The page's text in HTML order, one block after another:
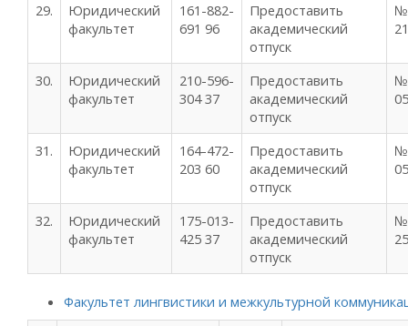
29.
Юридический
факультет
161-882-
691 96
Предоставить
академический
отпуск
№
30.
Юридический
факультет
210-596-
304 37
Предоставить
академический
отпуск
№
31.
Юридический
факультет
164-472-
203 60
Предоставить
академический
отпуск
№
32.
Юридический
факультет
175-013-
425 37
Предоставить
академический
отпуск
№
Факультет лингвистики и межкультурной